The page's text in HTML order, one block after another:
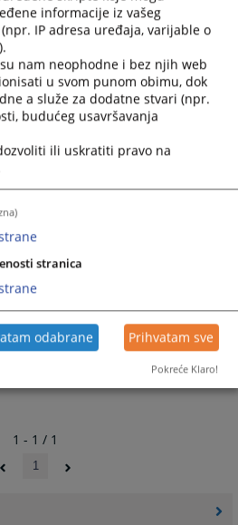
1 - 1 / 1
1
informacije iz vašeg
IP adresa uređaja, varijable o
nam neophodne i bez njih web
u svom punom obimu, dok
a služe za dodatne stvari (npr.
budućeg usavršavanja
ili uskratiti pravo na
stranica
odabrane Prihvatam sve
Pokreće Klaro!